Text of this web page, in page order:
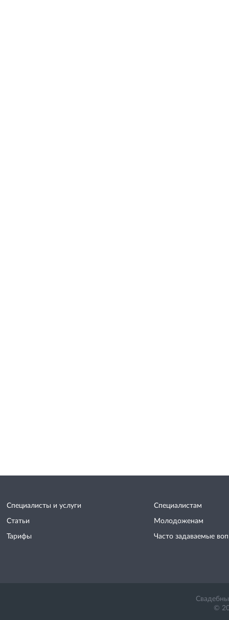
Специалисты и услуги
Статьи
Тарифы
Специалистам
Молодоженам
Часто задаваемые
©